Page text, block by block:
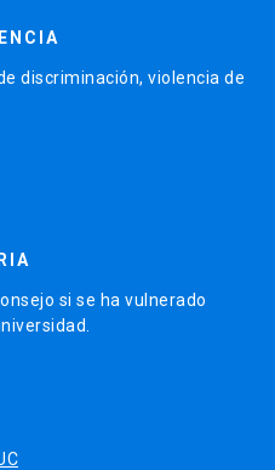
discriminación, violencia de
si se ha vulnerado